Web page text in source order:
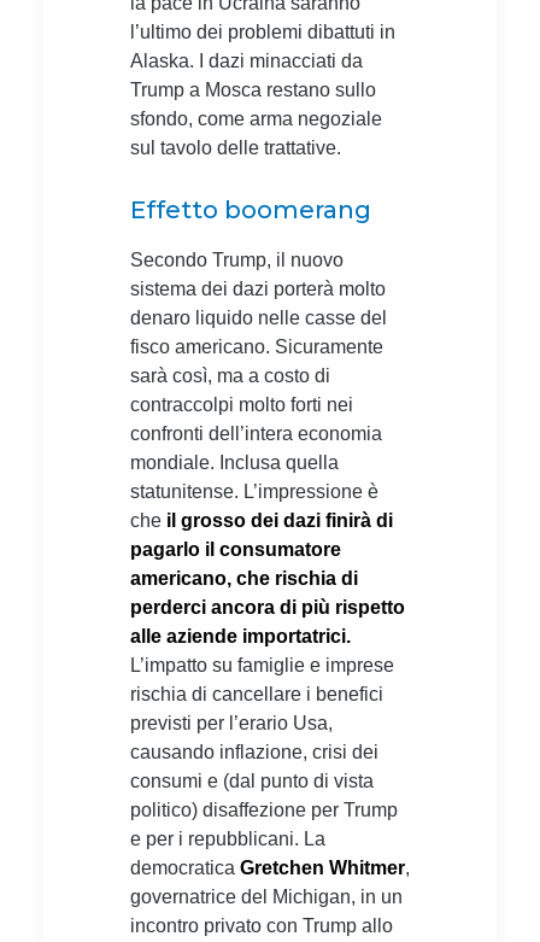
l’ultimo dei problemi dibattuti in
Alaska. I dazi minacciati da
Trump a Mosca restano sullo
sfondo, come arma negoziale
sul tavolo delle trattative.
Effetto boomerang
Secondo Trump, il nuovo
sistema dei dazi porterà molto
denaro liquido nelle casse del
fisco americano. Sicuramente
sarà così, ma a costo di
contraccolpi molto forti nei
confronti dell’intera economia
mondiale. Inclusa quella
statunitense. L’impressione è
che il grosso dei dazi finirà di
pagarlo il consumatore
americano, che rischia di
perderci ancora di più rispetto
alle aziende importatrici.
L’impatto su famiglie e imprese
rischia di cancellare i benefici
previsti per l’erario Usa,
causando inflazione, crisi dei
consumi e (dal punto di vista
politico) disaffezione per Trump
e per i repubblicani. La
democratica Gretchen Whitmer,
governatrice del Michigan, in un
incontro privato con Trump allo